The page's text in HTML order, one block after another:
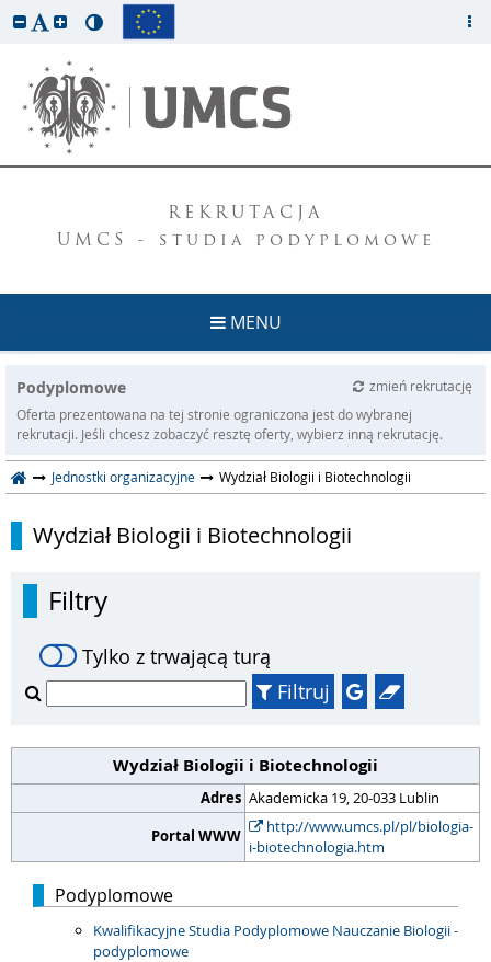
REKRUTACJA
UMCS - studia podyplomowe
MENU
Podyplomowe
zmień rekrutację
Oferta prezentowana na tej stronie ograniczona jest do wybranej
rekrutacji. Jeśli chcesz zobaczyć resztę oferty, wybierz inną rekrutację.
Jednostki organizacyjne Wydział Biologii i Biotechnologii
Wydział Biologii i Biotechnologii
Filtry
Tylko z trwającą turą
Filtruj
Wydział Biologii i Biotechnologii
Adres Akademicka 19, 20-033 Lublin
Portal WWW
http://www.umcs.pl/pl/biologia-
i-biotechnologia.htm
Podyplomowe
Kwalifikacyjne Studia Podyplomowe Nauczanie Biologii -
podyplomowe